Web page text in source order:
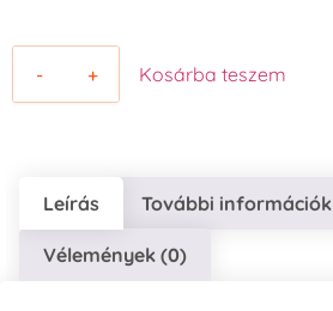
- + Kosárba teszem
Leírás További információk
Vélemények (0)